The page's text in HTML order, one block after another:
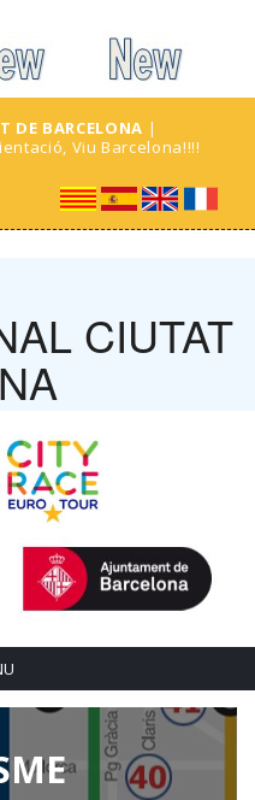
DE BARCELONA |
Viu Barcelona!!!!
CIUTAT